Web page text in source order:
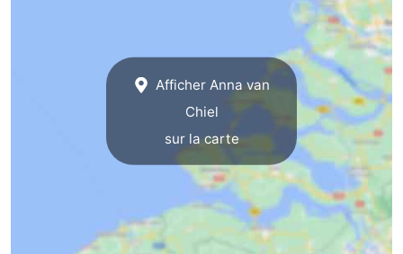
Haamstede
Afficher Anna van
Chiel
sur la carte